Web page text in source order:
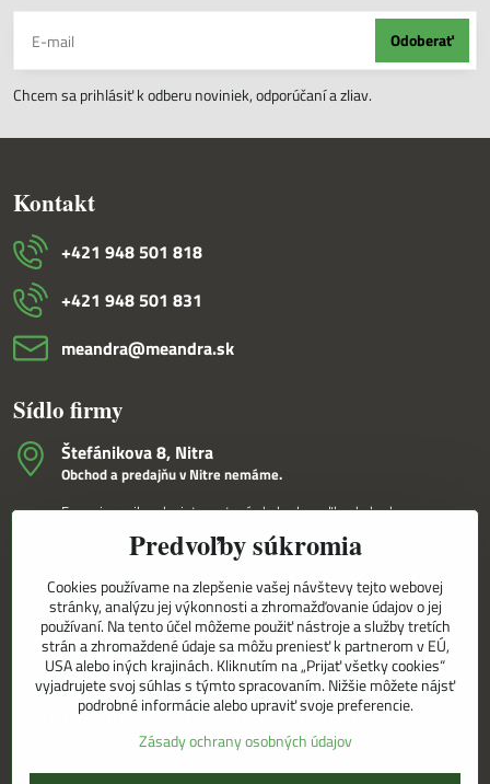
Odoberať
Chcem sa prihlásiť k odberu noviniek, odporúčaní a zliav.
Kontakt
+421 948 501 818
+421 948 501 831
meandra​@meandra​.sk
Sídlo firmy
Štefánikova 8, Nitra
Obchod a predajňu v Nitre nemáme.
Fungujeme iba ako internetový obchod a veľkoobchod.
V Nitre Vám tovar dovezieme osobne na základe internetovej
objednávky a telefonického dohovoru.
Korešpondenčná adresa
MEANDRA,s.r.o.
P.O.BOX 8/D
949 01 Nitra
Sledujte naše novinky aj na sieťach
Instagram
Predvoľby súkromia
Cookies používame na zlepšenie vašej návštevy tejto webovej
stránky, analýzu jej výkonnosti a zhromažďovanie údajov o jej
používaní. Na tento účel môžeme použiť nástroje a služby tretích
strán a zhromaždené údaje sa môžu preniesť k partnerom v EÚ,
USA alebo iných krajinách. Kliknutím na „Prijať všetky cookies“
vyjadrujete svoj súhlas s týmto spracovaním. Nižšie môžete nájsť
podrobné informácie alebo upraviť svoje preferencie.
Zásady ochrany osobných údajov